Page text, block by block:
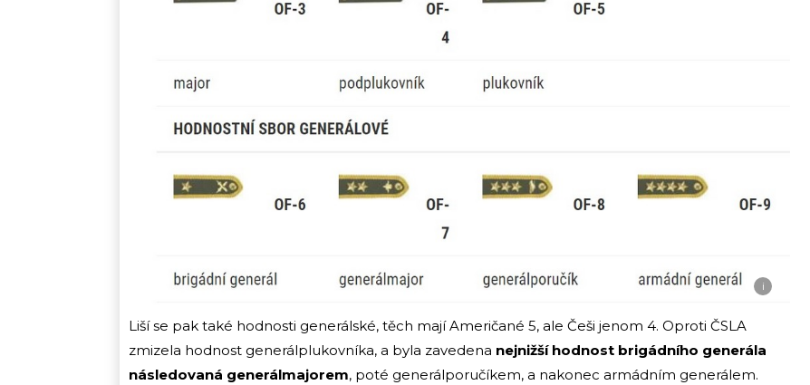
i
Liší se pak také hodnosti generálské, těch mají Američané 5, ale Češi jenom 4. Oproti ČSLA
zmizela hodnost generálplukovníka, a byla zavedena nejnižší hodnost brigádního generála
následovaná generálmajorem, poté generálporučíkem, a nakonec armádním generálem.